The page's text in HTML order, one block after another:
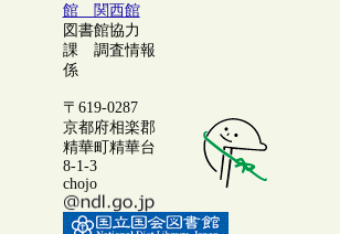
館 関西館
図書館協力
課 調査情報
係
〒619-0287
京都府相楽郡
精華町精華台
8-1-3
chojo